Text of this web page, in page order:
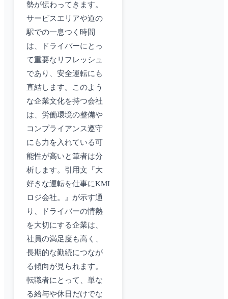
勢が伝わってきます。
サービスエリアや道の
駅での一息つく時間
は、ドライバーにとっ
て重要なリフレッシュ
であり、安全運転にも
直結します。このよう
な企業文化を持つ会社
は、労働環境の整備や
コンプライアンス遵守
にも力を入れている可
能性が高いと筆者は分
析します。引用文『大
好きな運転を仕事にKMI
ロジ会社。』が示す通
り、ドライバーの情熱
を大切にする企業は、
社員の満足度も高く、
長期的な勤続につなが
る傾向が見られます。
転職者にとって、単な
る給与や休日だけでな